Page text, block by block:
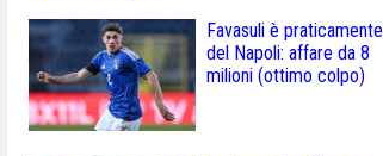
Favasuli è praticamente
del Napoli: affare da 8
milioni (ottimo colpo)